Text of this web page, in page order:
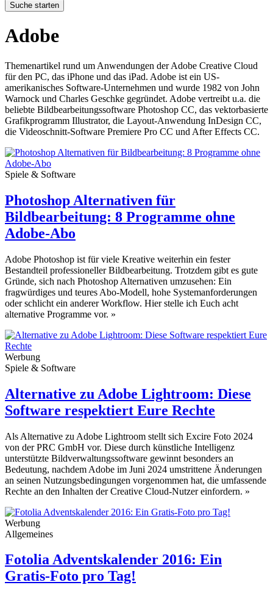
Adobe
Themenartikel rund um Anwendungen der Adobe Creative Cloud
für den PC, das iPhone und das iPad. Adobe ist ein US-
amerikanisches Software-Unternehmen und wurde 1982 von John
Warnock und Charles Geschke gegründet. Adobe vertreibt u.a. die
beliebte Bildbearbeitungssoftware Photoshop CC, das vektorbasierte
Grafikprogramm Illustrator, die Layout-Anwendung InDesign CC,
die Videoschnitt-Software Premiere Pro CC und After Effects CC.
Spiele & Software
Photoshop Alternativen für
Bildbearbeitung: 8 Programme ohne
Adobe-Abo
Adobe Photoshop ist für viele Kreative weiterhin ein fester
Bestandteil professioneller Bildbearbeitung. Trotzdem gibt es gute
Gründe, sich nach Photoshop Alternativen umzusehen: Ein
fragwürdiges und teures Abo-Modell, hohe Systemanforderungen
oder schlicht ein anderer Workflow. Hier stelle ich Euch acht
alternative Programme vor. »
Werbung
Spiele & Software
Alternative zu Adobe Lightroom: Diese
Software respektiert Eure Rechte
Als Alternative zu Adobe Lightroom stellt sich Excire Foto 2024
von der PRC GmbH vor. Diese durch künstliche Intelligenz
unterstützte Bildverwaltungssoftware gewinnt besonders an
Bedeutung, nachdem Adobe im Juni 2024 umstrittene Änderungen
an seinen Nutzungsbedingungen vorgenommen hat, die umfassende
Rechte an den Inhalten der Creative Cloud-Nutzer einfordern. »
Werbung
Allgemeines
Fotolia Adventskalender 2016: Ein
Gratis-Foto pro Tag!